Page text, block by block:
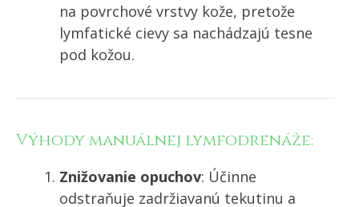
na povrchové vrstvy kože, pretože
lymfatické cievy sa nachádzajú tesne
pod kožou.
Výhody manuálnej lymfodrenáže:
Znižovanie opuchov: Účinne
odstraňuje zadržiavanú tekutinu a